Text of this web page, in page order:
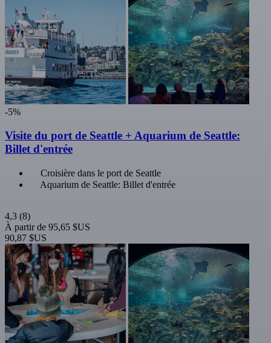
-5%
Visite du port de Seattle + Aquarium de Seattle:
Billet d'entrée
Croisière dans le port de Seattle
Aquarium de Seattle: Billet d'entrée
4,3 (8)
À partir de 95,65 $US
90,87 $US